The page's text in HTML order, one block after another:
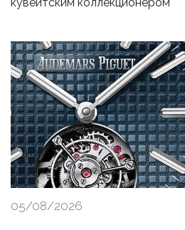
кувейтским коллекционером
05/08/2026